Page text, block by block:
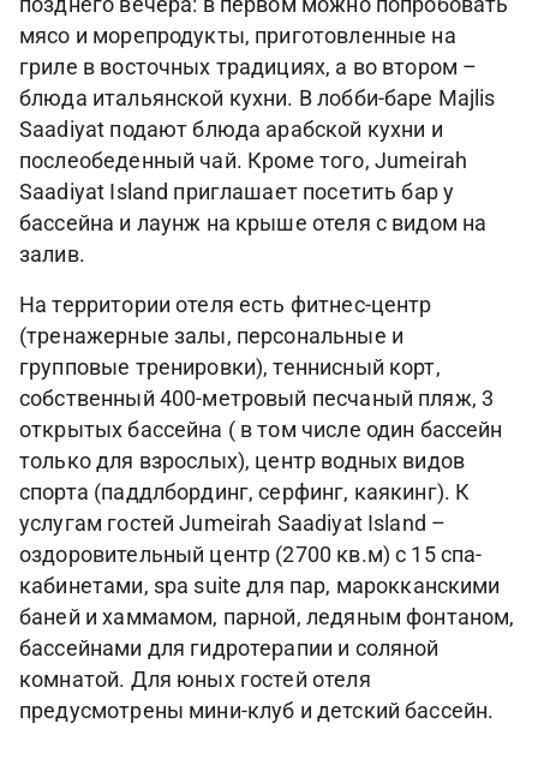
позднего вечера: в первом можно попробовать
мясо и морепродукты, приготовленные на
гриле в восточных традициях, а во втором –
блюда итальянской кухни. В лобби-баре Majlis
Saadiyat подают блюда арабской кухни и
послеобеденный чай. Кроме того, Jumeirah
Saadiyat Island приглашает посетить бар у
бассейна и лаунж на крыше отеля с видом на
залив.
На территории отеля есть фитнес-центр
(тренажерные залы, персональные и
групповые тренировки), теннисный корт,
собственный 400-метровый песчаный пляж, 3
открытых бассейна ( в том числе один бассейн
только для взрослых), центр водных видов
спорта (паддлбординг, серфинг, каякинг). К
услугам гостей Jumeirah Saadiyat Island –
оздоровительный центр (2700 кв.м) с 15 спа-
кабинетами, spa suite для пар, марокканскими
баней и хаммамом, парной, ледяным фонтаном,
бассейнами для гидротерапии и соляной
комнатой. Для юных гостей отеля
предусмотрены мини-клуб и детский бассейн.